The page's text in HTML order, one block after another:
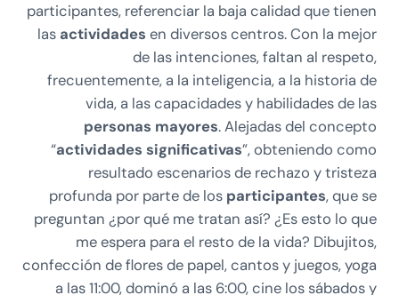
participantes, referenciar la baja calidad que tienen
las actividadesen diversos centros. Con la mejor
de las intenciones, faltan al respeto,
frecuentemente, a la inteligencia, a la historia de
vida, a las capacidades y habilidades de las
personas mayores. Alejadas del concepto
“actividades significativas”, obteniendo como
resultado escenarios de rechazo y tristeza
profunda por parte de los participantes, que se
preguntan ¿por qué me tratan así? ¿Es esto lo que
me espera para el resto de la vida? Dibujitos,
confección de flores de papel, cantos y juegos, yoga
a las 11:00, dominó a las 6:00, cine los sábados y